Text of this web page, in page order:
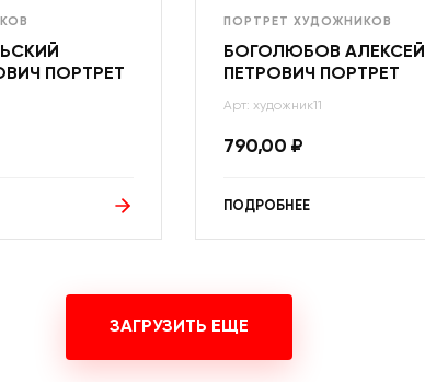
ПОРТРЕТ
ПОРТРЕТ ХУДОЖНИКОВ
БОГОЛЮБОВ АЛЕКСЕЙ
ПЕТРОВИЧ ПОРТРЕТ
Арт: художник11
790,00 ₽
ПОДРОБНЕЕ
ЗАГРУЗИТЬ ЕЩЕ